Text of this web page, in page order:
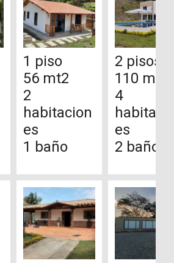
1 piso
56 mt2
2
habitacion
es
1 baño
2 pisos
110 mt2
4
es
2 baños